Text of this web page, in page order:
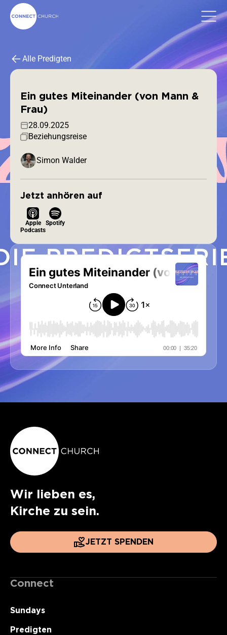
Alle Predigten
Ein gutes Miteinander (von Mann &
Frau)
28.09.2025
Beziehungsreise
Simon Walder
Jetzt anhören auf
Apple
Podcasts
Spotify
Wir lieben es,
Kirche zu sein.
JETZT SPENDEN
Connect
Sundays
Predigten